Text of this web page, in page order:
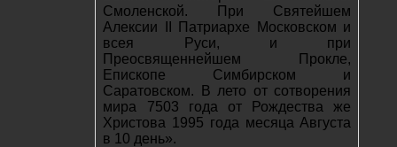
Смоленской. При Святейшем
Алексии II Патриархе Московском и
всея Руси, и при
Преосвященнейшем Прокле,
Епископе Симбирском и
Саратовском. В лето от сотворения
мира 7503 года от Рождества же
Христова 1995 года месяца Августа
в 10 день».